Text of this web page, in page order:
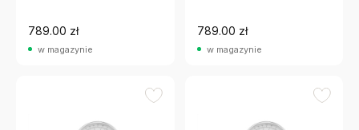
789.00 zł
w magazynie
789.00 zł
w magazynie